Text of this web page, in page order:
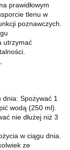
prawidłowym
tlenu w
poznawczych.
utrzymać
Spożywać 1
wodą (250 ml).
nie dłużej niż 3
w ciągu dnia.
ze